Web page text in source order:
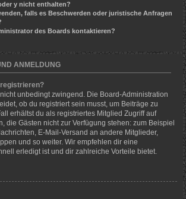
y nicht enthalten?
falls es Beschwerden oder juristische Anfragen
des Boards kontaktieren?
ANMELDUNG
unbedingt zwingend. Die Board-Administration
ob du registriert sein musst, um Beiträge zu
erhältst du als registriertes Mitglied Zugriff auf
die Gästen nicht zur Verfügung stehen: zum Beispiel
E-Mail-Versand an andere Mitglieder,
und so weiter. Wir empfehlen dir eine
erledigt ist und dir zahlreiche Vorteile bietet.